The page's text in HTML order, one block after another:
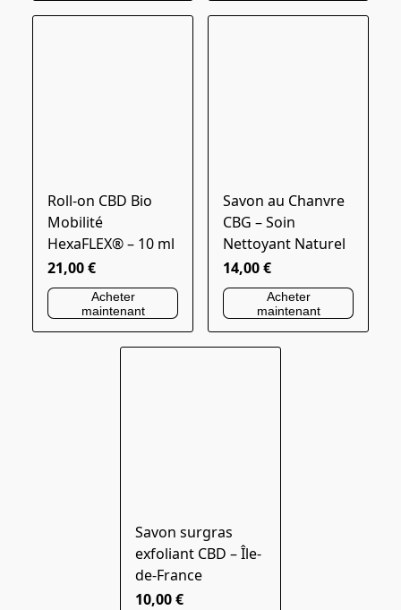
Roll-on CBD Bio
Mobilité
HexaFLEX® – 10 ml
21,00 €
Acheter
maintenant
Savon au Chanvre
CBG – Soin
Nettoyant Naturel
14,00 €
Acheter
maintenant
Savon surgras
exfoliant CBD – Île-
de-France
10,00 €